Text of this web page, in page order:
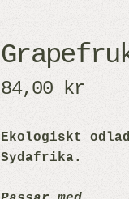
84,00 kr
Ekologiskt
Sydafrika.